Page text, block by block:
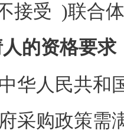
接受 )联合
的资格要求
华人民共和
采购政策需